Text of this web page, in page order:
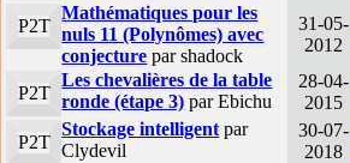
P2T
Mathématiques pour les
nuls 11 (Polynômes) avec
conjecture par shadock
31-05-
2012
P2T
Les chevalières de la table
ronde (étape 3) par Ebichu
28-04-
2015
P2T
Stockage intelligent par
Clydevil
30-07-
2018